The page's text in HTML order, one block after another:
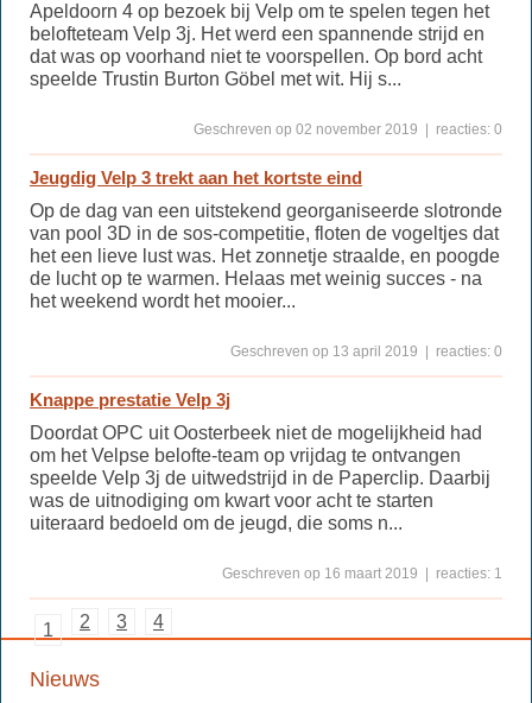
Apeldoorn 4 op bezoek bij Velp om te spelen tegen het
belofteteam Velp 3j. Het werd een spannende strijd en
dat was op voorhand niet te voorspellen. Op bord acht
speelde Trustin Burton Göbel met wit. Hij s...
Geschreven op 02 november 2019 | reacties: 0
Jeugdig Velp 3 trekt aan het kortste eind
Op de dag van een uitstekend georganiseerde slotronde
van pool 3D in de sos-competitie, floten de vogeltjes dat
het een lieve lust was. Het zonnetje straalde, en poogde
de lucht op te warmen. Helaas met weinig succes - na
het weekend wordt het mooier...
Geschreven op 13 april 2019 | reacties: 0
Knappe prestatie Velp 3j
Doordat OPC uit Oosterbeek niet de mogelijkheid had
om het Velpse belofte-team op vrijdag te ontvangen
speelde Velp 3j de uitwedstrijd in de Paperclip. Daarbij
was de uitnodiging om kwart voor acht te starten
uiteraard bedoeld om de jeugd, die soms n...
Geschreven op 16 maart 2019 | reacties: 1
1 2 3 4
Nieuws